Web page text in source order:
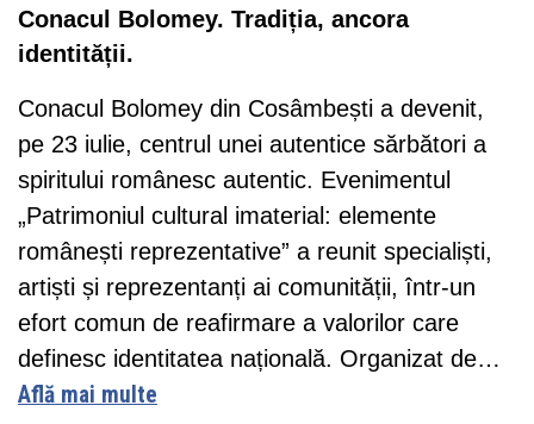
Conacul Bolomey. Tradiția, ancora
identității.
Conacul Bolomey din Cosâmbești a devenit,
pe 23 iulie, centrul unei autentice sărbători a
spiritului românesc autentic. Evenimentul
„Patrimoniul cultural imaterial: elemente
românești reprezentative” a reunit specialiști,
artiști și reprezentanți ai comunității, într-un
efort comun de reafirmare a valorilor care
definesc identitatea națională. Organizat de…
Află mai multe